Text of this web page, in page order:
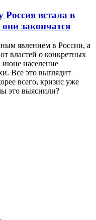
Россия встала в
закончатся
явлением в России, а
властей о конкретных
июне население
Все это выглядит
всего, кризис уже
это выяснили?